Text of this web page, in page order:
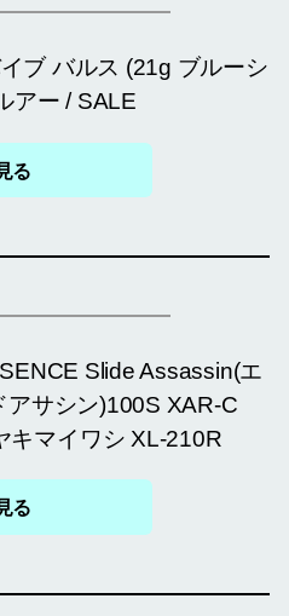
ブ バルス (21g ブルーシ
アー / SALE
る
Slide Assassin(エ
アサシン)100S XAR-C
キマイワシ XL-210R
る